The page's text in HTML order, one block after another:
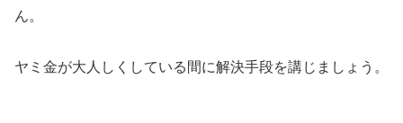
ん。
ヤミ金が大人しくしている間に解決手段を講じましょう。